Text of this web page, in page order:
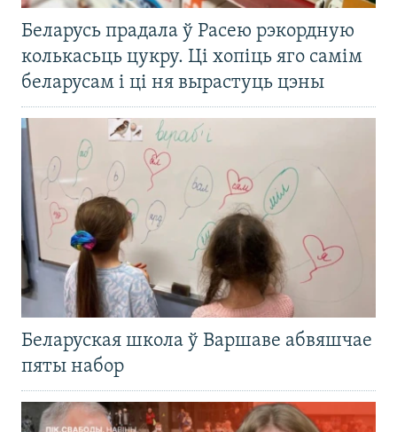
Беларусь прадала ў Расею рэкордную
колькасьць цукру. Ці хопіць яго самім
беларусам і ці ня вырастуць цэны
Беларуская школа ў Варшаве абвяшчае
пяты набор